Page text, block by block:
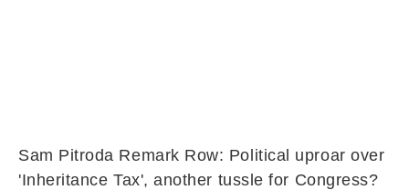
Sam Pitroda Remark Row: Political uproar over
'Inheritance Tax', another tussle for Congress?